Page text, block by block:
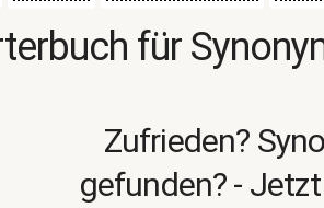
für
Zufrieden?
gefunden? -